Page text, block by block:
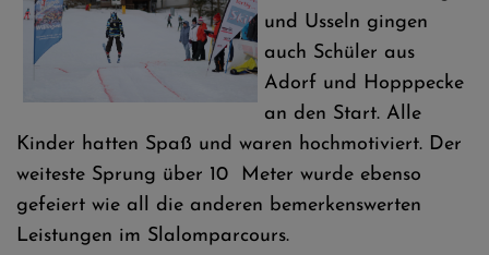
und Usseln gingen
auch Schüler aus
Adorf und Hopppecke
an den Start. Alle
Kinder hatten Spaß und waren hochmotiviert. Der
weiteste Sprung über 10 Meter wurde ebenso
gefeiert wie all die anderen bemerkenswerten
Leistungen im Slalomparcours.